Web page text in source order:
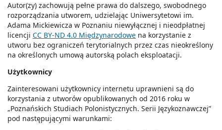
Autor(zy) zachowują pełne prawa do dalszego, swobodnego
rozporządzania utworem, udzielając Uniwersytetowi im.
Adama Mickiewicza w Poznaniu niewyłącznej i nieodpłatnej
licencji CC BY-ND 4.0 Międzynarodowe na korzystanie z
utworu bez ograniczeń terytorialnych przez czas nieokreślony
na określonych umową autorską polach eksploatacji.
Użytkownicy
Zainteresowani użytkownicy internetu uprawnieni są do
korzystania z utworów opublikowanych od 2016 roku w
„Poznańskich Studiach Polonistycznych. Serii Językoznawczej”
pod następującymi warunkami: